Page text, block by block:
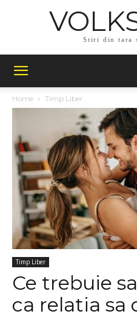
Stiri din tara
Home Timp Liber
Timp Liber
Ce trebuie
ca relatia sa